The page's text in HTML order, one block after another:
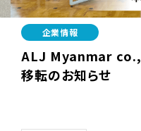
企業情報
ALJ Myanmar
移転のお知らせ